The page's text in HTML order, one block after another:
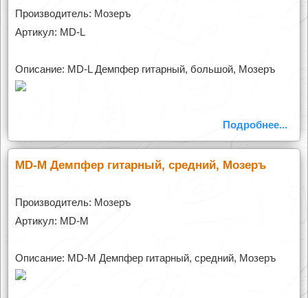
Производитель: Мозеръ
Артикул: MD-L
Описание: MD-L Демпфер гитарный, большой, Мозеръ
Подробнее...
MD-M Демпфер гитарный, средний, Мозеръ
Производитель: Мозеръ
Артикул: MD-M
Описание: MD-M Демпфер гитарный, средний, Мозеръ